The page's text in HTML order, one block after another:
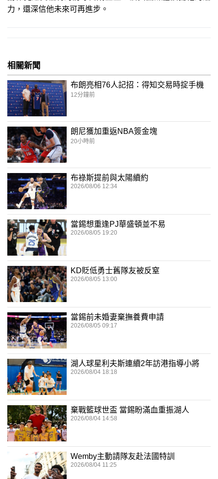
力，還深信他未來可再進步。
相關新聞
布朗亮相76人記招：得知交易時掟手機
12分鐘前
朗尼獲加重返NBA簽金塊
20小時前
布祿斯提前與太陽續約
2026/08/06 12:34
當錫想重逢PJ華盛頓並不易
2026/08/05 19:20
KD貶低勇士舊隊友被反窒
2026/08/05 13:00
當錫前未婚妻棄撫養費申請
2026/08/05 09:17
湖人球星利夫斯連續2年訪港指導小將
2026/08/04 18:18
棄戰籃球世盃 當錫盼滿血重振湖人
2026/08/04 14:58
Wemby主動請隊友赴法國特訓
2026/08/04 11:25